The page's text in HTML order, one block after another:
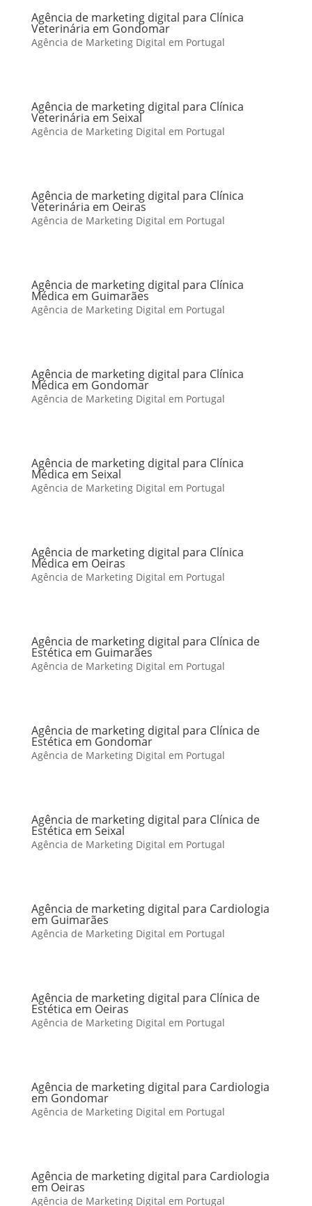
Agência de marketing digital para Clínica
Veterinária em Gondomar
Agência de Marketing Digital em Portugal
Agência de marketing digital para Clínica
Veterinária em Seixal
Agência de Marketing Digital em Portugal
Agência de marketing digital para Clínica
Veterinária em Oeiras
Agência de Marketing Digital em Portugal
Agência de marketing digital para Clínica
Médica em Guimarães
Agência de Marketing Digital em Portugal
Agência de marketing digital para Clínica
Médica em Gondomar
Agência de Marketing Digital em Portugal
Agência de marketing digital para Clínica
Médica em Seixal
Agência de Marketing Digital em Portugal
Agência de marketing digital para Clínica
Médica em Oeiras
Agência de Marketing Digital em Portugal
Agência de marketing digital para Clínica de
Estética em Guimarães
Agência de Marketing Digital em Portugal
Agência de marketing digital para Clínica de
Estética em Gondomar
Agência de Marketing Digital em Portugal
Agência de marketing digital para Clínica de
Estética em Seixal
Agência de Marketing Digital em Portugal
Agência de marketing digital para Cardiologia
em Guimarães
Agência de Marketing Digital em Portugal
Agência de marketing digital para Clínica de
Estética em Oeiras
Agência de Marketing Digital em Portugal
Agência de marketing digital para Cardiologia
em Gondomar
Agência de Marketing Digital em Portugal
Agência de marketing digital para Cardiologia
em Oeiras
Agência de Marketing Digital em Portugal